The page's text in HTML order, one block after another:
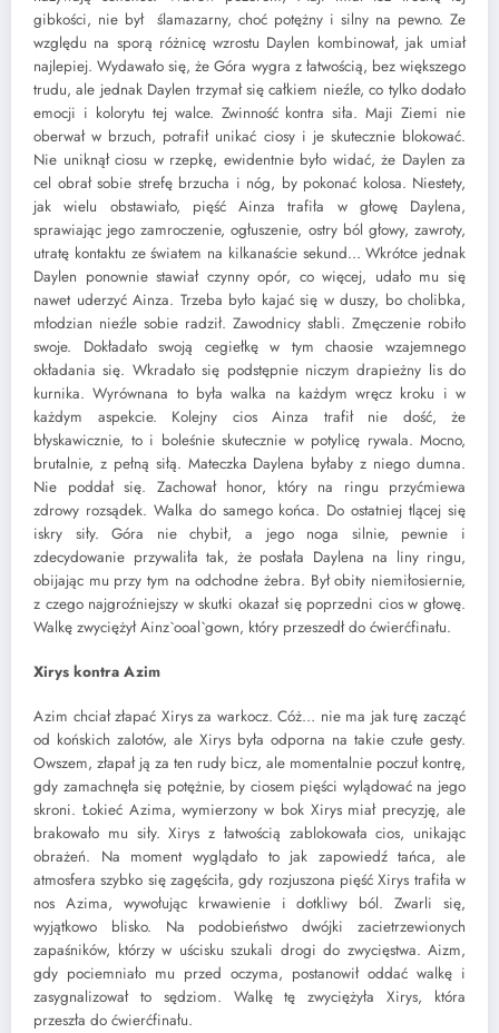
gibkości, nie był ślamazarny, choć potężny i silny na pewno. Ze
względu na sporą różnicę wzrostu Daylen kombinował, jak umiał
najlepiej. Wydawało się, że Góra wygra z łatwością, bez większego
trudu, ale jednak Daylen trzymał się całkiem nieźle, co tylko dodało
emocji i kolorytu tej walce. Zwinność kontra siła. Maji Ziemi nie
oberwał w brzuch, potrafił unikać ciosy i je skutecznie blokować.
Nie uniknął ciosu w rzepkę, ewidentnie było widać, że Daylen za
cel obrał sobie strefę brzucha i nóg, by pokonać kolosa. Niestety,
jak wielu obstawiało, pięść Ainza trafiła w głowę Daylena,
sprawiając jego zamroczenie, ogłuszenie, ostry ból głowy, zawroty,
utratę kontaktu ze światem na kilkanaście sekund… Wkrótce jednak
Daylen ponownie stawiał czynny opór, co więcej, udało mu się
nawet uderzyć Ainza. Trzeba było kajać się w duszy, bo cholibka,
młodzian nieźle sobie radził. Zawodnicy słabli. Zmęczenie robiło
swoje. Dokładało swoją cegiełkę w tym chaosie wzajemnego
okładania się. Wkradało się podstępnie niczym drapieżny lis do
kurnika. Wyrównana to była walka na każdym wręcz kroku i w
każdym aspekcie. Kolejny cios Ainza trafił nie dość, że
błyskawicznie, to i boleśnie skutecznie w potylicę rywala. Mocno,
brutalnie, z pełną siłą. Mateczka Daylena byłaby z niego dumna.
Nie poddał się. Zachował honor, który na ringu przyćmiewa
zdrowy rozsądek. Walka do samego końca. Do ostatniej tlącej się
iskry siły. Góra nie chybił, a jego noga silnie, pewnie i
zdecydowanie przywaliła tak, że posłała Daylena na liny ringu,
obijając mu przy tym na odchodne żebra. Był obity niemiłosiernie,
z czego najgroźniejszy w skutki okazał się poprzedni cios w głowę.
Walkę zwyciężył Ainz`ooal`gown, który przeszedł do ćwierćfinału.
Xirys kontra Azim
Azim chciał złapać Xirys za warkocz. Cóż… nie ma jak turę zacząć
od końskich zalotów, ale Xirys była odporna na takie czułe gesty.
Owszem, złapał ją za ten rudy bicz, ale momentalnie poczuł kontrę,
gdy zamachnęła się potężnie, by ciosem pięści wylądować na jego
skroni. Łokieć Azima, wymierzony w bok Xirys miał precyzję, ale
brakowało mu siły. Xirys z łatwością zablokowała cios, unikając
obrażeń. Na moment wyglądało to jak zapowiedź tańca, ale
atmosfera szybko się zagęściła, gdy rozjuszona pięść Xirys trafiła w
nos Azima, wywołując krwawienie i dotkliwy ból. Zwarli się,
wyjątkowo blisko. Na podobieństwo dwójki zacietrzewionych
zapaśników, którzy w uścisku szukali drogi do zwycięstwa. Aizm,
gdy pociemniało mu przed oczyma, postanowił oddać walkę i
zasygnalizował to sędziom. Walkę tę zwyciężyła Xirys, która
przeszła do ćwierćfinału.